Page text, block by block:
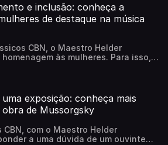
e “A Grande Páscoa Russa”. Ouça a
e inclusão: conheça a
de destaque na música
CBN, o Maestro Helder
às mulheres. Para isso,
Araújo, que conta sua
o comentarista também apresenta
a cadeira de composição do
de Paris. Ouça a conversa
exposição: conheça mais
de Mussorgsky
CBN, com o Maestro Helder
a uma dúvida de um ouvinte